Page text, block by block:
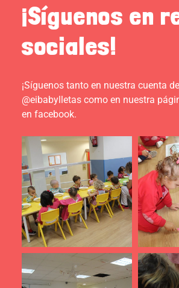
¡Síguenos en
sociales!
¡Síguenos tanto en nuestra cuenta
@eibabylletas como en nuestra
en facebook.